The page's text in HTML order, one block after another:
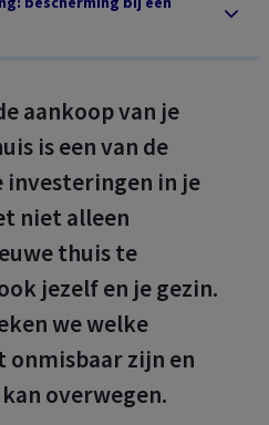
aankoop van je
is een van de
in je
niet alleen
thuis te
jezelf en je gezin.
we welke
zijn en
overwegen.